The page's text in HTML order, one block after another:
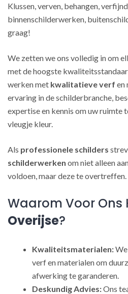
Klussen, verven, behangen,
binnenschilderwerken,
graag!
We zetten we ons volledig in om
met de hoogste
werken met kwalitatieve verf en
ervaring in de schilderbranche,
expertise en kennis om uw ruimte
vleugje kleur.
Als professionele schilders
schilderwerken om niet alleen
voldoen, maar deze te overtreffen.
Waarom Voor Ons
Overijse?
Kwaliteitsmaterialen:
verf en materialen om
afwerking te garanderen.
Deskundig Advies:Ons